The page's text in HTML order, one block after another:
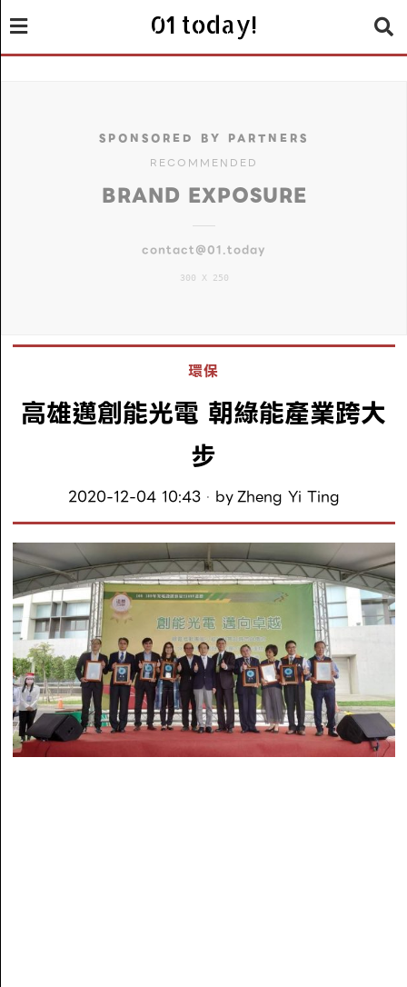
01 today!
SPONSORED BY PARTNERS
RECOMMENDED
BRAND EXPOSURE
contact@01.today
300 X 250
環保
高雄邁創能光電 朝綠能產業跨大
步
2020-12-04 10:43 byZheng Yi Ting